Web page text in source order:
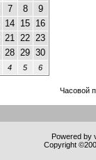
7 8 9
14 15 16
21 22 23
28 29 30
4 5 6
Часовой
Powered by
Copyright